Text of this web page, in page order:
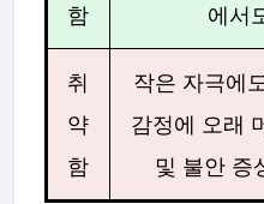
함
에서
취
약
함
작은 자극에
감정에 오래
및 불안 증